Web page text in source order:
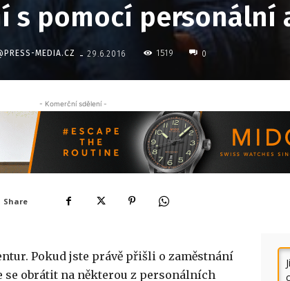
s pomocí personální
MEDIA.CZ - 29.6.2016 1519 0
- Komerční sdělení -
Share
. Pokud jste právě přišli o zaměstnání
obrátit na některou z personálních